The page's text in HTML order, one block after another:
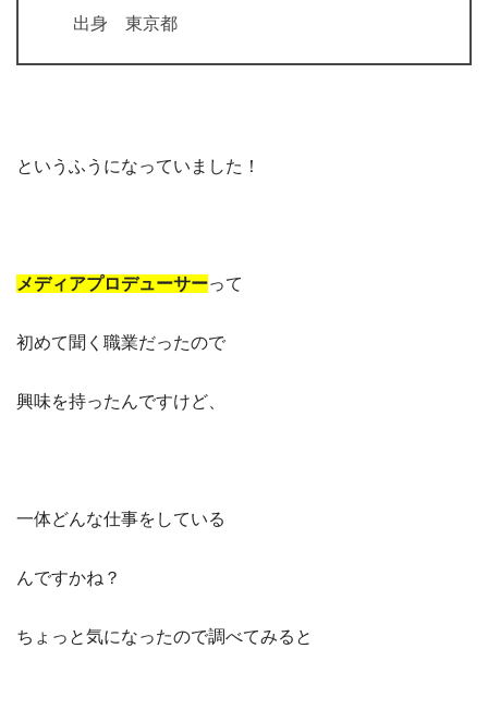
出身 東京都
というふうになっていました！
メディアプロデューサーって
初めて聞く職業だったので
興味を持ったんですけど、
一体どんな仕事をしている
んですかね？
ちょっと気になったので調べてみると